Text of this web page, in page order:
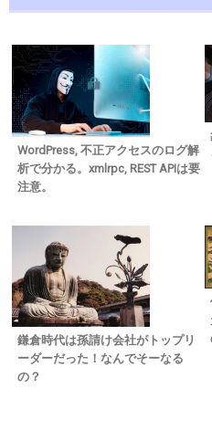
WordPress, 不正アクセスのログ解
析で分かる。xmlrpc, REST APIは要
注意。
鎌倉時代は孫請け会社がトップリ
ーダーだった！なんでそーなる
の？